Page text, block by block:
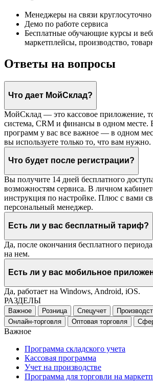
Менеджеры на связи круглосуточно
Демо по работе сервиса
Бесплатные обучающие курсы и
маркетплейсы, производство,
Ответы на вопросы
Что дает МойСклад?
МойСклад — это кассовое приложение,
система, CRM и финансы в одном месте.
программ у вас все важное — в одном
вы используете только то, что вам нужно.
Что будет после регистрации?
Вы получите 14 дней бесплатного
возможностям сервиса. В личном
инструкция по настройке. Плюс с вами
персональный менеджер.
Есть ли у вас бесплатный тариф?
Да, после окончания бесплатного
на нем.
Есть ли у вас мобильное
Да, работает на Windows, Android, iOS.
РАЗДЕЛЫ
Важное Розница Спецучет
Онлайн-торговля
Оптовая торговля
Важное
Программа складского учета
Кассовая программа
Учет на производстве
Программа для торговли на